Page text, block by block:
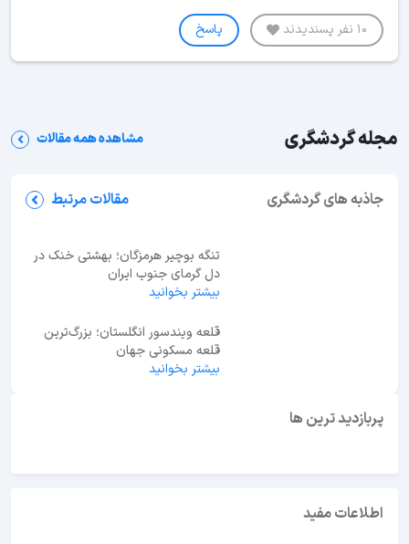
10 نفر پسندیدند پاسخ
مجله گردشگری مشاهده همه مقالات
جاذبه های گردشگری مقالات مرتبط
مشهد در شب
تنگه بوچیر هرمزگان؛ بهشتی خنک در
دل گرمای جنوب ایران
بیشتر بخوانید
قلعه ویندسور انگلستان؛ بزرگ‌ترین
قلعه مسکونی جهان
بیشتر بخوانید
پربازدید ترین ها
امارات
اطلاعات مفید